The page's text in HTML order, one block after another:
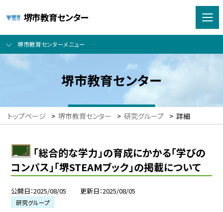
堺市教育センター
堺市教育センターメニュー
堺市教育センター
トップページ > 堺市教育センター > 研究グループ > 詳細
「総合的な学力」の育成にかかる「学びの
コンパス」「堺STEAMブック」の掲載について
公開日 2025/08/05 更新日 2025/08/05
研究グループ